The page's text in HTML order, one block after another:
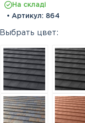
На складі
• Артикул: 864
Выбрать цвет: